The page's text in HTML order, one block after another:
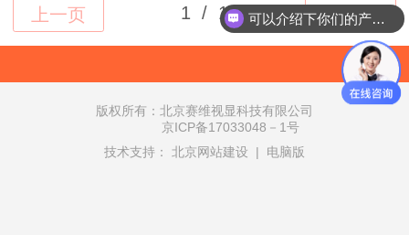
Top
版权所有：北京赛维视显科技有限公司
京ICP备17033048－1号
技术支持： 北京网站建设 | 电脑版
可以介绍下你们的产品么